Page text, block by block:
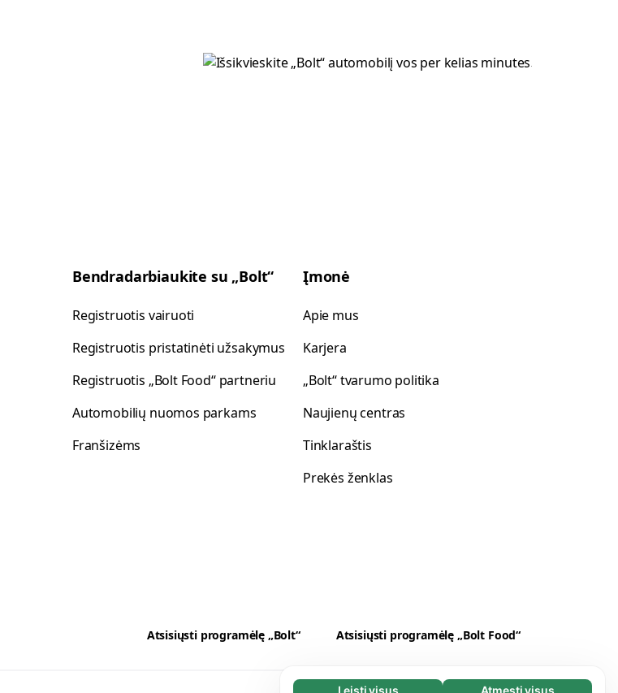
Leisti visus Atmesti visus
Bendradarbiaukite su „Bolt“
Registruotis vairuoti
Registruotis pristatinėti užsakymus
Registruotis „Bolt Food“ partneriu
Automobilių nuomos parkams
Franšizėms
Įmonė
Apie mus
Karjera
„Bolt“ tvarumo politika
Naujienų centras
Tinklaraštis
Prekės ženklas
Atsisiųsti programėlę „Bolt“ Atsisiųsti programėlę „Bolt Food“